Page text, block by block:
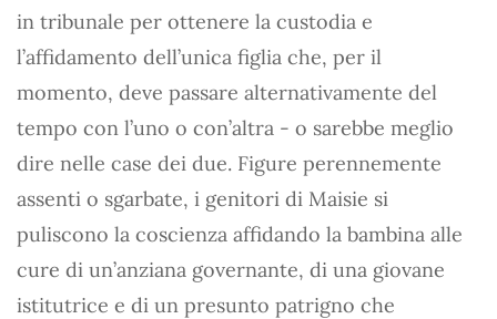
in tribunale per ottenere la custodia e
l’affidamento dell’unica figlia che, per il
momento, deve passare alternativamente del
tempo con l’uno o con’altra - o sarebbe meglio
dire nelle case dei due. Figure perennemente
assenti o sgarbate, i genitori di Maisie si
puliscono la coscienza affidando la bambina alle
cure di un’anziana governante, di una giovane
istitutrice e di un presunto patrigno che